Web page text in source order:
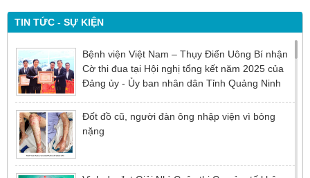
TIN TỨC - SỰ KIỆN
Bệnh viện Việt Nam – Thụy Điển Uông Bí nhận
Cờ thi đua tại Hội nghị tổng kết năm 2025 của
Đảng ủy - Ủy ban nhân dân Tỉnh Quảng Ninh
Đốt đồ cũ, người đàn ông nhập viện vì bỏng
nặng